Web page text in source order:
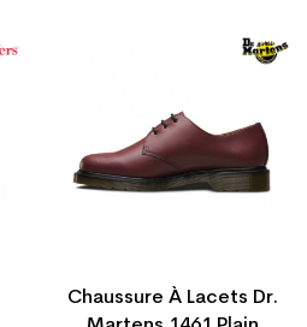
Chaussure À Lacets Dr.